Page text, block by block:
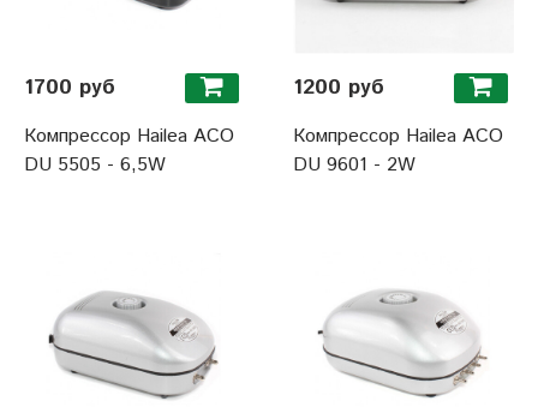
1700 руб
Компрессор Hailea ACO
DU 5505 - 6,5W
1200 руб
Компрессор Hailea ACO
DU 9601 - 2W